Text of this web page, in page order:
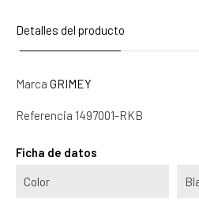
Detalles del producto
Marca GRIMEY
Referencia 1497001-RKB
Ficha de datos
Color